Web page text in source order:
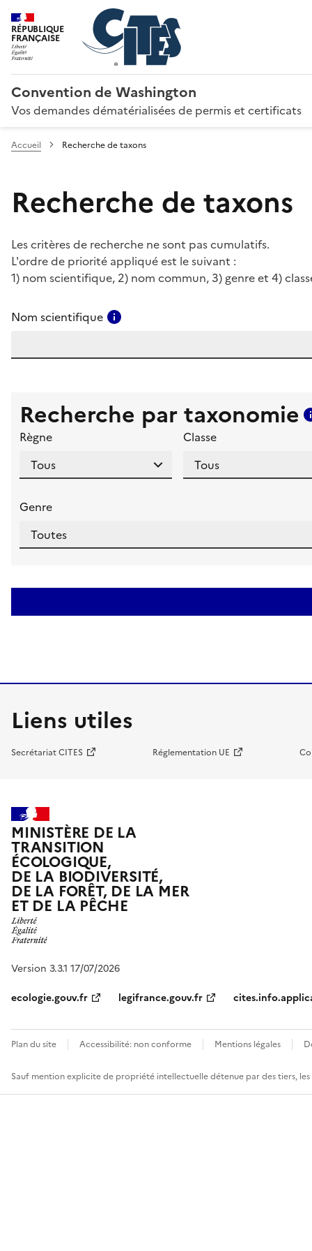
RÉPUBLIQUE
FRANÇAISE
Convention de Washington
Vos demandes dématérialisées de permis et certificats
Accueil Recherche de taxons
Recherche de taxons
Les critères de recherche ne sont pas cumulatifs.
L'ordre de priorité appliqué est le suivant :
1) nom scientifique, 2) nom commun, 3) genre et 4)
Nom scientifique
Recherche par taxonomie
Règne Classe
Genre
Liens utiles
Secrétariat CITES Réglementation UE
MINISTÈRE DE LA
TRANSITION
ÉCOLOGIQUE,
DE LA BIODIVERSITÉ,
DE LA FORÊT, DE LA MER
ET DE LA PÊCHE
Version 3.3.1 17/07/2026
ecologie.gouv.fr
legifrance.gouv.fr
Plan du site Accessibilité: non conforme Mentions légales
Sauf mention explicite de propriété intellectuelle détenue par des tiers,